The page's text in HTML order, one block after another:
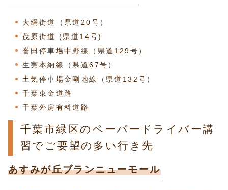
大網街道（県道20号）
茂原街道 (県道14号)
誉田停車場中野線（県道129号）
生実本納線（県道67号）
土気停車場金剛地線（県道132号）
千葉東金道路
千葉外房有料道路
千葉市緑区のペーパードライバー講
習でご要望の多い行き先
あすみが丘ブランニューモール